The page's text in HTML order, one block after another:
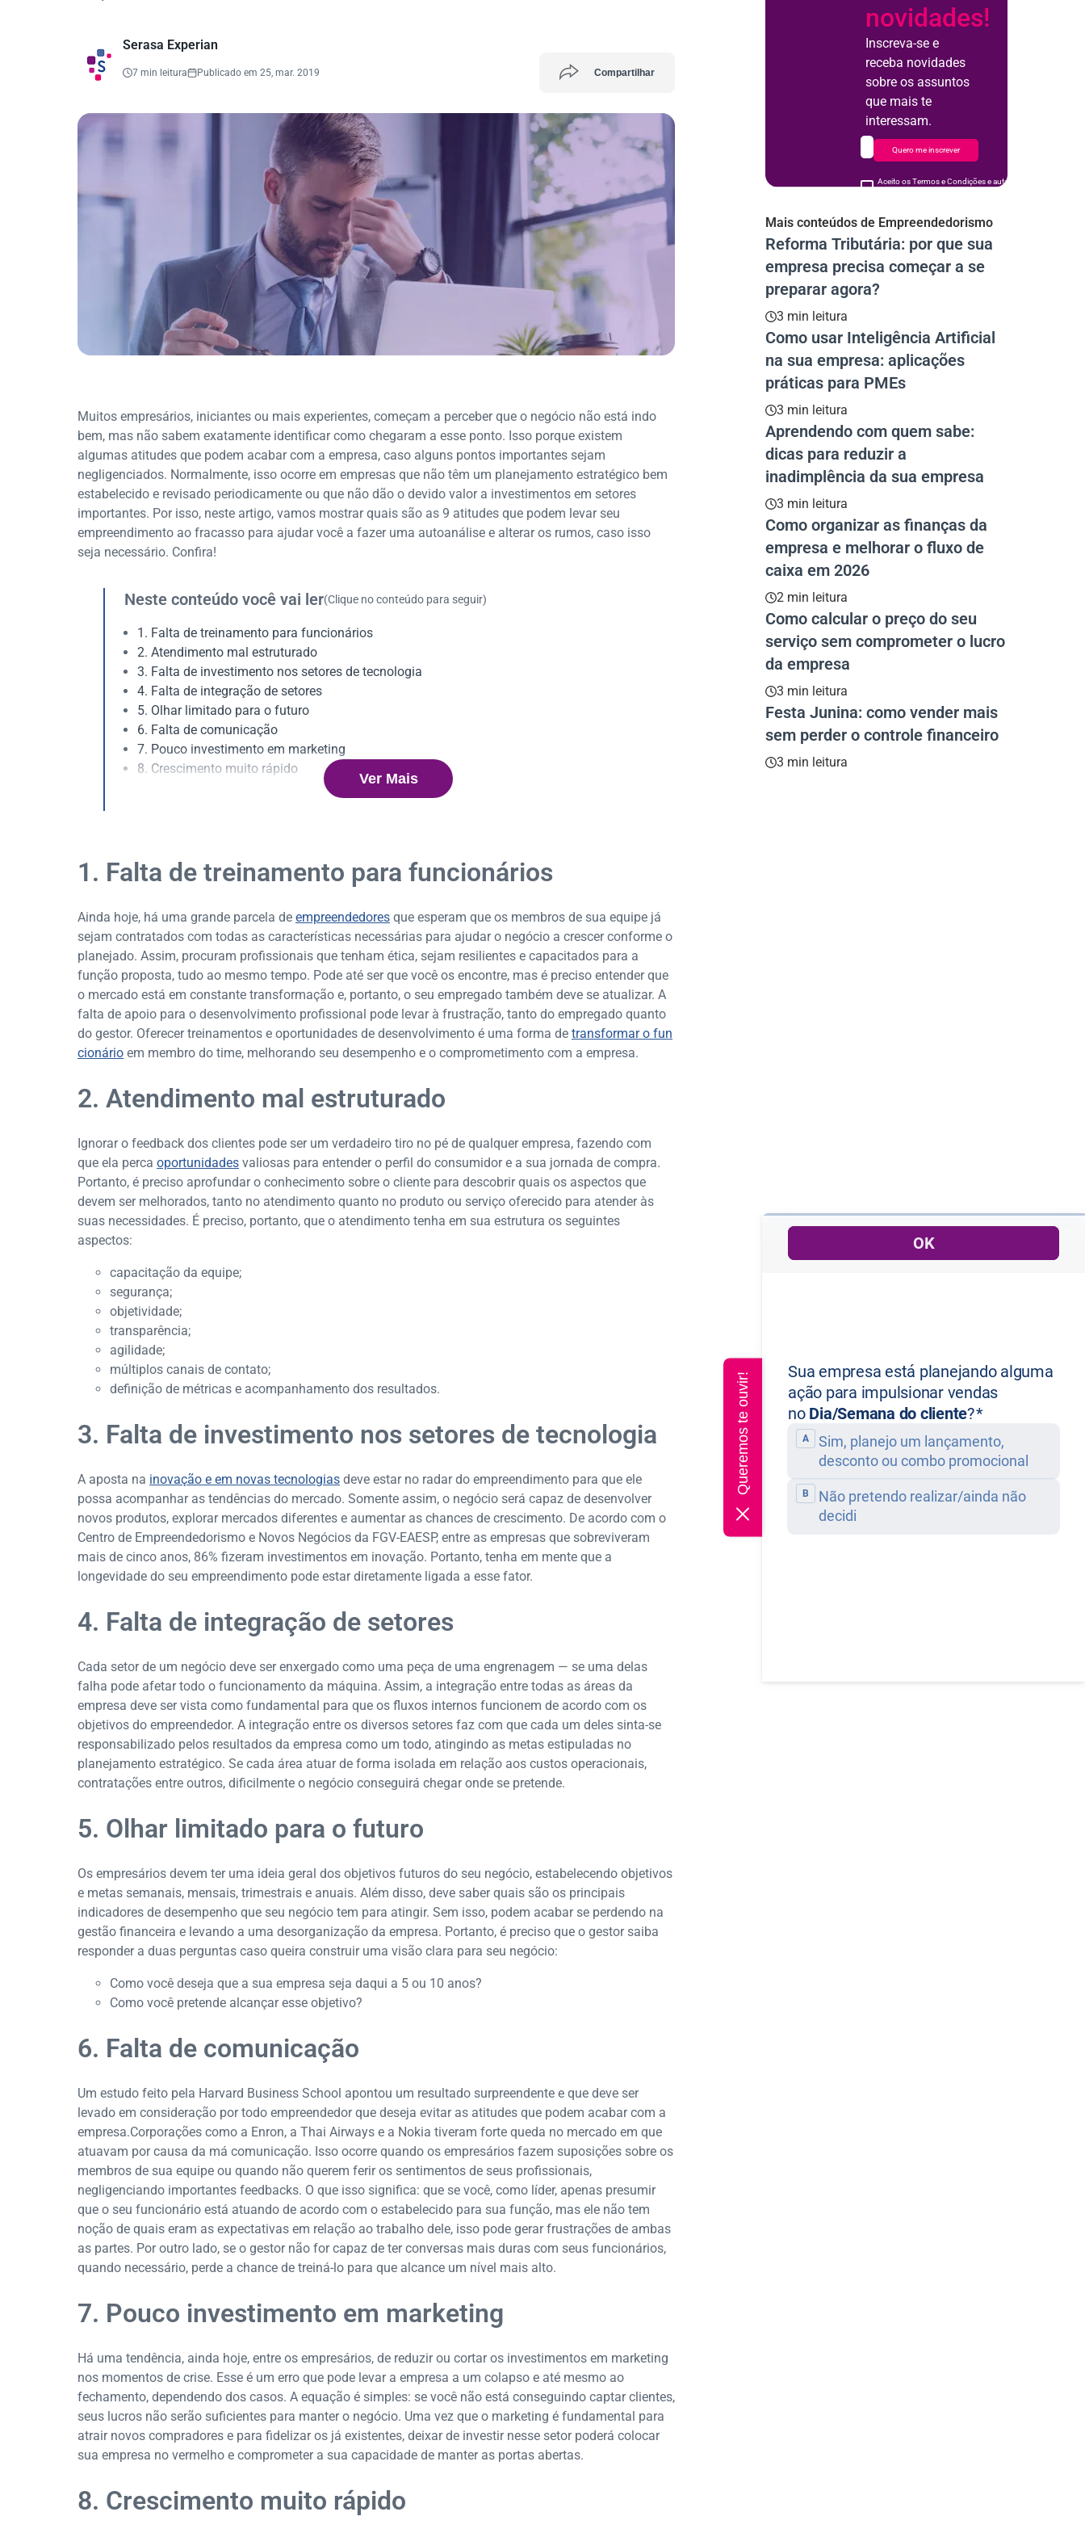
Serasa Experian
7 min leitura Publicado em 25, mar. 2019 Compartilhar
Muitos empresários, iniciantes ou mais experientes, começam a perceber que o negócio não está indo
bem, mas não sabem exatamente identificar como chegaram a esse ponto. Isso porque existem
algumas atitudes que podem acabar com a empresa, caso alguns pontos importantes sejam
negligenciados. Normalmente, isso ocorre em empresas que não têm um planejamento estratégico bem
estabelecido e revisado periodicamente ou que não dão o devido valor a investimentos em setores
importantes. Por isso, neste artigo, vamos mostrar quais são as 9 atitudes que podem levar seu
empreendimento ao fracasso para ajudar você a fazer uma autoanálise e alterar os rumos, caso isso
seja necessário. Confira!
Neste conteúdo você vai ler(Clique no conteúdo para seguir)
1. Falta de treinamento para funcionários
2. Atendimento mal estruturado
3. Falta de investimento nos setores de tecnologia
4. Falta de integração de setores
5. Olhar limitado para o futuro
6. Falta de comunicação
7. Pouco investimento em marketing
8. Crescimento muito rápido
Ver Mais
1. Falta de treinamento para funcionários
Ainda hoje, há uma grande parcela de empreendedores que esperam que os membros de sua equipe já
sejam contratados com todas as características necessárias para ajudar o negócio a crescer conforme o
planejado. Assim, procuram profissionais que tenham ética, sejam resilientes e capacitados para a
função proposta, tudo ao mesmo tempo. Pode até ser que você os encontre, mas é preciso entender que
o mercado está em constante transformação e, portanto, o seu empregado também deve se atualizar. A
falta de apoio para o desenvolvimento profissional pode levar à frustração, tanto do empregado quanto
do gestor. Oferecer treinamentos e oportunidades de desenvolvimento é uma forma de transformar o fun
cionário em membro do time, melhorando seu desempenho e o comprometimento com a empresa.
2. Atendimento mal estruturado
Ignorar o feedback dos clientes pode ser um verdadeiro tiro no pé de qualquer empresa, fazendo com
que ela perca oportunidades valiosas para entender o perfil do consumidor e a sua jornada de compra.
Portanto, é preciso aprofundar o conhecimento sobre o cliente para descobrir quais os aspectos que
devem ser melhorados, tanto no atendimento quanto no produto ou serviço oferecido para atender às
suas necessidades. É preciso, portanto, que o atendimento tenha em sua estrutura os seguintes
aspectos:
capacitação da equipe;
segurança;
objetividade;
transparência;
agilidade;
múltiplos canais de contato;
definição de métricas e acompanhamento dos resultados.
3. Falta de investimento nos setores de tecnologia
A aposta na inovação e em novas tecnologias deve estar no radar do empreendimento para que ele
possa acompanhar as tendências do mercado. Somente assim, o negócio será capaz de desenvolver
novos produtos, explorar mercados diferentes e aumentar as chances de crescimento. De acordo com o
Centro de Empreendedorismo e Novos Negócios da FGV-EAESP, entre as empresas que sobreviveram
mais de cinco anos, 86% fizeram investimentos em inovação. Portanto, tenha em mente que a
longevidade do seu empreendimento pode estar diretamente ligada a esse fator.
4. Falta de integração de setores
Cada setor de um negócio deve ser enxergado como uma peça de uma engrenagem — se uma delas
falha pode afetar todo o funcionamento da máquina. Assim, a integração entre todas as áreas da
empresa deve ser vista como fundamental para que os fluxos internos funcionem de acordo com os
objetivos do empreendedor. A integração entre os diversos setores faz com que cada um deles sinta-se
responsabilizado pelos resultados da empresa como um todo, atingindo as metas estipuladas no
planejamento estratégico. Se cada área atuar de forma isolada em relação aos custos operacionais,
contratações entre outros, dificilmente o negócio conseguirá chegar onde se pretende.
5. Olhar limitado para o futuro
Os empresários devem ter uma ideia geral dos objetivos futuros do seu negócio, estabelecendo objetivos
e metas semanais, mensais, trimestrais e anuais. Além disso, deve saber quais são os principais
indicadores de desempenho que seu negócio tem para atingir. Sem isso, podem acabar se perdendo na
gestão financeira e levando a uma desorganização da empresa. Portanto, é preciso que o gestor saiba
responder a duas perguntas caso queira construir uma visão clara para seu negócio:
Como você deseja que a sua empresa seja daqui a 5 ou 10 anos?
Como você pretende alcançar esse objetivo?
6. Falta de comunicação
Um estudo feito pela Harvard Business School apontou um resultado surpreendente e que deve ser
levado em consideração por todo empreendedor que deseja evitar as atitudes que podem acabar com a
empresa.Corporações como a Enron, a Thai Airways e a Nokia tiveram forte queda no mercado em que
atuavam por causa da má comunicação. Isso ocorre quando os empresários fazem suposições sobre os
membros de sua equipe ou quando não querem ferir os sentimentos de seus profissionais,
negligenciando importantes feedbacks. O que isso significa: que se você, como líder, apenas presumir
que o seu funcionário está atuando de acordo com o estabelecido para sua função, mas ele não tem
noção de quais eram as expectativas em relação ao trabalho dele, isso pode gerar frustrações de ambas
as partes. Por outro lado, se o gestor não for capaz de ter conversas mais duras com seus funcionários,
quando necessário, perde a chance de treiná-lo para que alcance um nível mais alto.
7. Pouco investimento em marketing
Há uma tendência, ainda hoje, entre os empresários, de reduzir ou cortar os investimentos em marketing
nos momentos de crise. Esse é um erro que pode levar a empresa a um colapso e até mesmo ao
fechamento, dependendo dos casos. A equação é simples: se você não está conseguindo captar clientes,
seus lucros não serão suficientes para manter o negócio. Uma vez que o marketing é fundamental para
atrair novos compradores e para fidelizar os já existentes, deixar de investir nesse setor poderá colocar
sua empresa no vermelho e comprometer a sua capacidade de manter as portas abertas.
8. Crescimento muito rápido
novidades!
Inscreva-se e
receba novidades
sobre os assuntos
que mais te
interessam.
Aceito os Termos e Condições e autorizo o uso de meus
Quero me inscrever
Mais conteúdos de Empreendedorismo
Reforma Tributária: por que sua
empresa precisa começar a se
preparar agora?
3 min leitura
Como usar Inteligência Artificial
na sua empresa: aplicações
práticas para PMEs
3 min leitura
Aprendendo com quem sabe:
dicas para reduzir a
inadimplência da sua empresa
3 min leitura
Como organizar as finanças da
empresa e melhorar o fluxo de
caixa em 2026
2 min leitura
Como calcular o preço do seu
serviço sem comprometer o lucro
da empresa
3 min leitura
Festa Junina: como vender mais
sem perder o controle financeiro
3 min leitura
Queremos te ouvir!